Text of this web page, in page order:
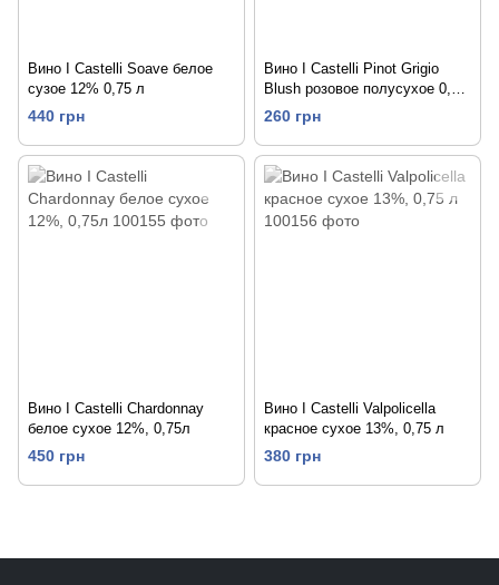
Вино I Castelli Soave белое
сузое 12% 0,75 л
440 грн
Вино I Castelli Pinot Grigio
Blush розовое полусухое 0,75
л 12%
260 грн
Вино I Castelli Chardonnay
белое сухое 12%, 0,75л
450 грн
Вино I Castelli Valpolicella
красное сухое 13%, 0,75 л
380 грн